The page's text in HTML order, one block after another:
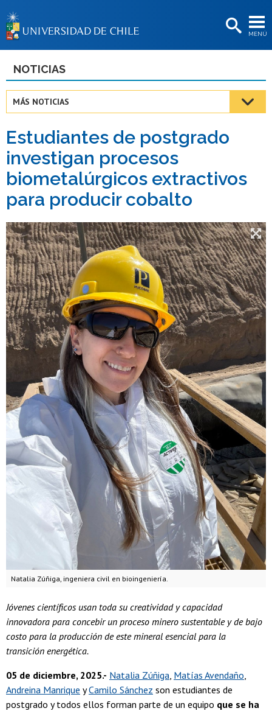
MENÚ
BIBLIOTECAS
Estudiantes
Académicas/os
Funcionarias/os
Egresadas/os
NOTICIAS
MÁS NOTICIAS
Estudiantes de postgrado
investigan procesos
biometalúrgicos extractivos
para producir cobalto
Natalia Zúñiga, ingeniera civil en bioingeniería.
Jóvenes científicos usan toda su creatividad y capacidad
innovadora para concebir un proceso minero sustentable y de bajo
costo para la producción de este mineral esencial para la
transición energética.
05 de diciembre, 2025.- Natalia Zúñiga Matías Avendaño
Andreina Manrique yCamilo Sánchez son estudiantes de
postgrado y todos ellos forman parte de un equipo que se ha